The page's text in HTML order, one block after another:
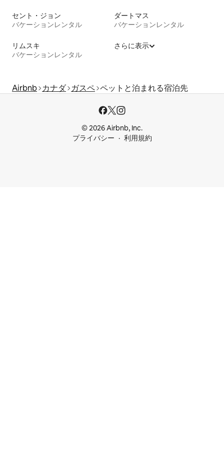
セント・ジョン
バケーションレンタル
ダートマス
バケーションレンタル
リムスキ
バケーションレンタル
さらに表示
Airbnb カナダ ガスペ ペットと泊まれる宿泊先
© 2026 Airbnb, Inc.
プライバシー
利用規約